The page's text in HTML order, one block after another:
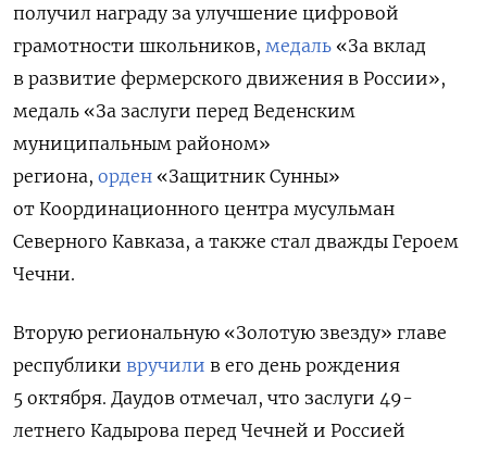
получил награду за улучшение цифровой
грамотности школьников, медаль «За вклад
в развитие фермерского движения в России»,
медаль «За заслуги перед Веденским
муниципальным районом»
региона, орден «Защитник Сунны»
от Координационного центра мусульман
Северного Кавказа, а также стал дважды Героем
Чечни.
Вторую региональную «Золотую звезду» главе
республики вручили в его день рождения
5 октября. Даудов отмечал, что заслуги 49-
летнего Кадырова перед Чечней и Россией